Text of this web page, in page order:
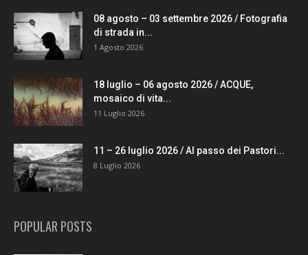
08 agosto – 03 settembre 2026 / Fotografia
di strada in...
1 Agosto 2026
18 luglio – 06 agosto 2026 / ACQUE,
mosaico di vita...
11 Luglio 2026
11 – 26 luglio 2026 / Al passo dei Pastori...
8 Luglio 2026
POPULAR POSTS